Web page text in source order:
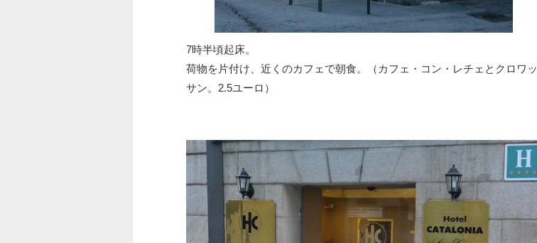
7時半頃起床。
荷物を片付け、近くのカフェで朝食。（カフェ・コン・レチェとクロワッ
サン。2.5ユーロ）